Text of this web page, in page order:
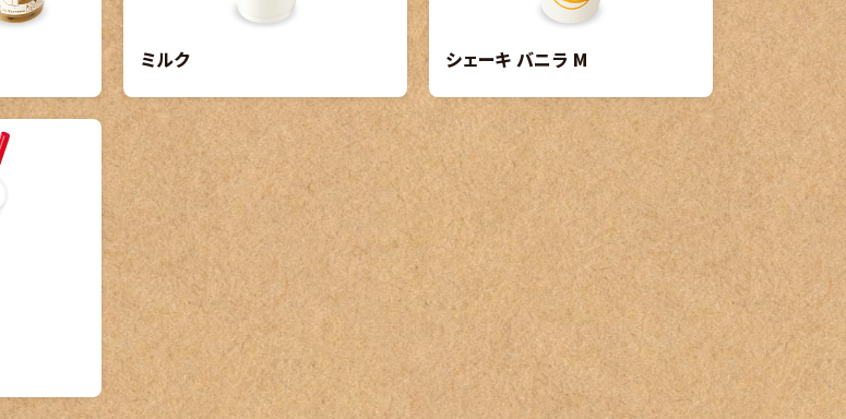
ミルク シェーキ バニラ M